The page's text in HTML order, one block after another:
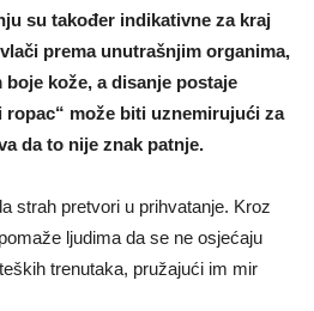
su također indikativne za kraj
prema unutrašnjim organima,
kože, a disanje postaje
ropac“ može biti uznemirujući za
da to nije znak patnje.
strah pretvori u prihvatanje. Kroz
ljudima da se ne osjećaju
trenutaka, pružajući im mir